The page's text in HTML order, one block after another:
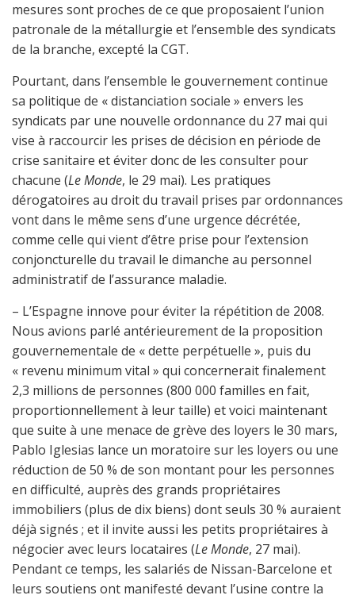
mesures sont proches de ce que proposaient l’union
patronale de la métallurgie et l’ensemble des syndicats
de la branche, excepté la CGT.
Pourtant, dans l’ensemble le gouvernement continue
sa politique de « distanciation sociale » envers les
syndicats par une nouvelle ordonnance du 27 mai qui
vise à raccourcir les prises de décision en période de
crise sanitaire et éviter donc de les consulter pour
chacune (Le Monde, le 29 mai). Les pratiques
dérogatoires au droit du travail prises par ordonnances
vont dans le même sens d’une urgence décrétée,
comme celle qui vient d’être prise pour l’extension
conjoncturelle du travail le dimanche au personnel
administratif de l’assurance maladie.
– L’Espagne innove pour éviter la répétition de 2008.
Nous avions parlé antérieurement de la proposition
gouvernementale de « dette perpétuelle », puis du
« revenu minimum vital » qui concernerait finalement
2,3 millions de personnes (800 000 familles en fait,
proportionnellement à leur taille) et voici maintenant
que suite à une menace de grève des loyers le 30 mars,
Pablo Iglesias lance un moratoire sur les loyers ou une
réduction de 50 % de son montant pour les personnes
en difficulté, auprès des grands propriétaires
immobiliers (plus de dix biens) dont seuls 30 % auraient
déjà signés ; et il invite aussi les petits propriétaires à
négocier avec leurs locataires (Le Monde, 27 mai).
Pendant ce temps, les salariés de Nissan-Barcelone et
leurs soutiens ont manifesté devant l’usine contre la